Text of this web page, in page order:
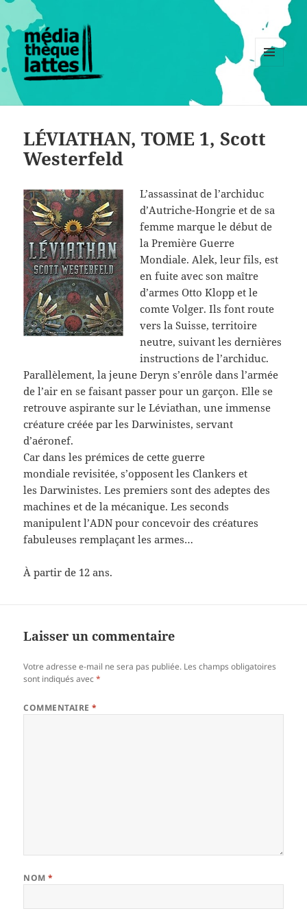
MENU
WIDGETS
LÉVIATHAN, TOME 1, Scott
Westerfeld
L’assassinat de l’archiduc
d’Autriche-Hongrie et de sa
femme marque le début de
la Première Guerre
Mondiale. Alek, leur fils, est
en fuite avec son maître
d’armes Otto Klopp et le
comte Volger. Ils font route
vers la Suisse, territoire
neutre, suivant les dernières
instructions de l’archiduc.
Parallèlement, la jeune Deryn s’enrôle dans l’armée
de l’air en se faisant passer pour un garçon. Elle se
retrouve aspirante sur le Léviathan, une immense
créature créée par les Darwinistes, servant
d’aéronef.
Car dans les prémices de cette guerre
mondiale revisitée, s’opposent les Clankers et
les Darwinistes. Les premiers sont des adeptes des
machines et de la mécanique. Les seconds
manipulent l’ADN pour concevoir des créatures
fabuleuses remplaçant les armes…
À partir de 12 ans.
Laisser un commentaire
Votre adresse e-mail ne sera pas publiée. Les champs obligatoires
sont indiqués avec*
COMMENTAIRE*
NOM*